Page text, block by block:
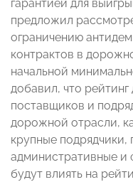
гарантией для
предложил
ограничению
контрактов в
начальной
добавил, что
поставщиков и
дорожной отрасли,
крупные подрядчики,
административные и
будут влиять на